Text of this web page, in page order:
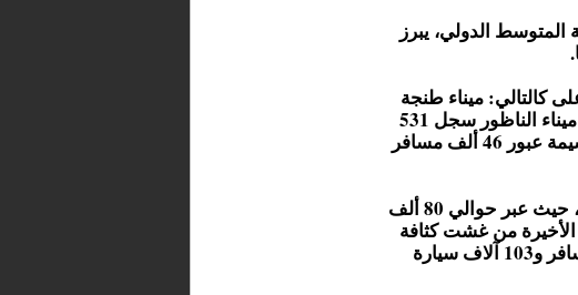
الدولي، يبرز
كالتالي: ميناء طنجة
المدينة استقبل 639 ألف مسافر و101 ألف سيارة، ميناء الناظور سجل 531
ألف مسافر و125 ألف سيارة، بينما شهد ميناء الحسيمة عبور 46 ألف مسافر
وسجلت الذروة في حركة العبور يومي 3 و 4 غشت، حيث عبر حوالي 80 ألف
الأخيرة من غشت كثافة
عالية في حركة العودة مع عبور حوالي 460 ألف مسافر و103 آلاف سيارة